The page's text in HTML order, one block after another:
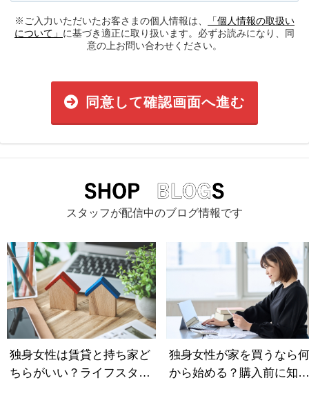
※ご入力いただいたお客さまの個人情報は、
「個人情報の取扱い
について」 に基づき適正に取り扱います。必ずお読みになり、同
意の上お問い合わせください。
同意して確認画面へ進む
スタッフが配信中のブログ情報です